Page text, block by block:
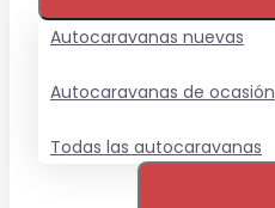
Autocaravanas nuevas
Autocaravanas de ocasión
Todas las autocaravanas